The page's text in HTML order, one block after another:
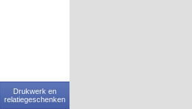
Drukwerk en
relatiegeschenken